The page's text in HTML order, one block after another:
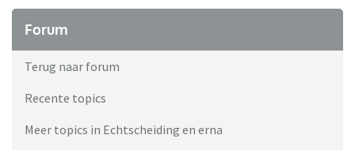
Forum
Terug naar forum
Recente topics
Meer topics in Echtscheiding en erna